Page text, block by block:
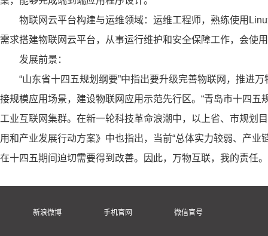
物联网云平台构建与运维领域：运维工程师，熟练使用
需求搭建物联网云平台，从事运行维护和安全保障工作，会使
发展前景：
“山东省十四五规划纲要”中指出要升级完善物联网，推进
接规模应用场景，建设物联网应用示范先行区。“青岛市十四五
工业互联网集群。在新一轮科技革命浪潮中，以上省、市规划
用和产业发展行动方案》中也指出，当前“总体实力较弱、产
在十四五期间迫切需要得到改善。因此，万物互联，我的责任。
新浪微博 手机官网 微信官号